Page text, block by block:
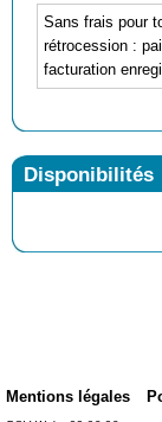
Sans frais pour
rétrocession :
facturation
Disponibilités
Mentions légales